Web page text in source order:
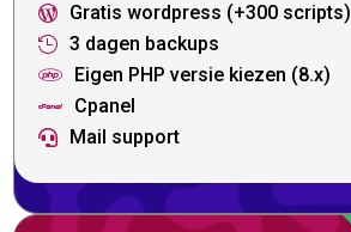
 Gratis wordpress (+300 scripts)
 3 dagen backups
 Eigen PHP versie kiezen (8.x)
 Cpanel
 Mail support